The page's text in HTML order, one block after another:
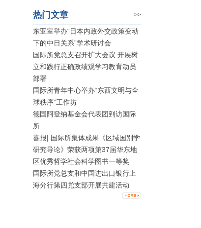
热门文章 >>
东亚室举办“日本内政外交政策变动
下的中日关系”学术研讨会
国际所党总支召开扩大会议 开展树
立和践行正确政绩观学习教育动员
部署
国际所青年中心举办“东西文明与全
球秩序”工作坊
德国阿登纳基金会代表团到访国际
所
喜报| 国际所集体成果《区域国别学
研究导论》荣获两项第37届华东地
区优秀哲学社会科学图书一等奖
国际所党总支和中国进出口银行上
海分行第四党支部开展共建活动